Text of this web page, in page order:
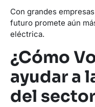
Con grandes
futuro promete aún
eléctrica.
¿Cómo
ayudar a
del